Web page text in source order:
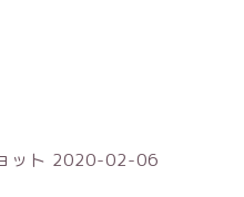
ット 2020-02-06